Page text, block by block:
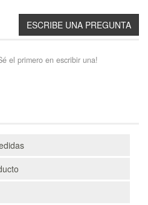
el primero en escribir una!